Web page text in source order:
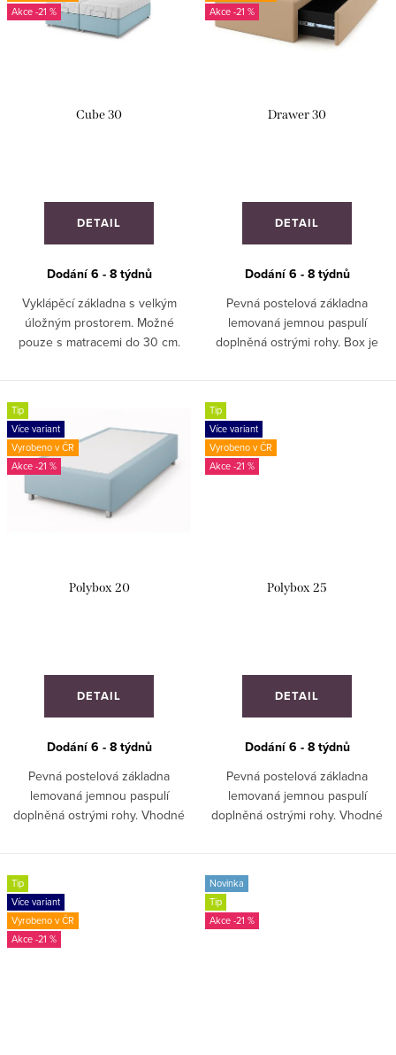
r
i
-21 %
Cube 30
DETAIL
Dodání 6 - 8 týdnů
Vyklápěcí základna s velkým
úložným prostorem. Možné
pouze s matracemi do 30 cm.
-21 %
Drawer 30
DETAIL
Dodání 6 - 8 týdnů
Pevná postelová základna
lemovaná jemnou paspulí
doplněná ostrými rohy. Box je
hotely. ZAKÁZKOVÁ VÝROBA!
Tip
Více variant
Vyrobeno v ČR
-21 %
Polybox 20
DETAIL
Dodání 6 - 8 týdnů
Pevná postelová základna
lemovaná jemnou paspulí
doplněná ostrými rohy. Vhodné
Tip
Více variant
Vyrobeno v ČR
-21 %
Polybox 25
DETAIL
Dodání 6 - 8 týdnů
Pevná postelová základna
lemovaná jemnou paspulí
doplněná ostrými rohy. Vhodné
Tip
Více variant
Vyrobeno v ČR
-21 %
Novinka
Tip
-21 %